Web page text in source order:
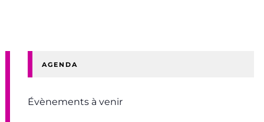
AGENDA
Évènements à venir